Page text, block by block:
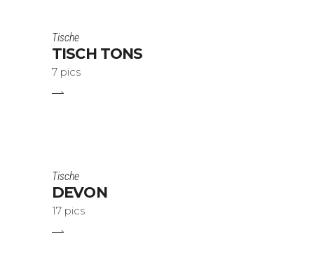
Tische
TISCH TONS
7 pics
Tische
DEVON
17 pics